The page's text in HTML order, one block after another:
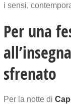
i sensi,
Per una
sfrenato
Per la notte di